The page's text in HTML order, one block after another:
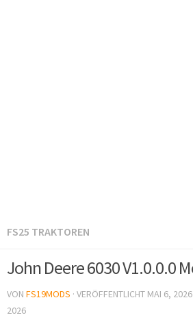
FS25 TRAKTOREN
John Deere 6030 V1.0.0.0
VON FS19MODS · VERÖFFENTLICHT MAI 6, 2026
2026